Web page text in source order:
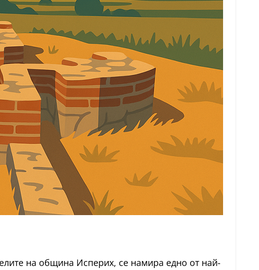
на община Исперих, се намира едно от най-